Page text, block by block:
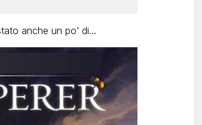
anche un po’ di…